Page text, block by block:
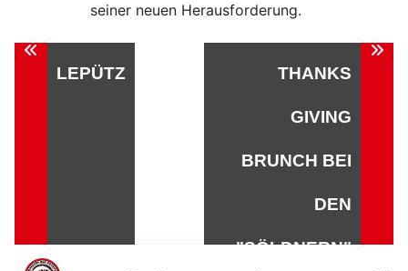
seiner neuen Herausforderung.
Beitragsnavigation
LEPÜTZ THANKS
GIVING
BRUNCH BEI
DEN
"SÖLDNERN"